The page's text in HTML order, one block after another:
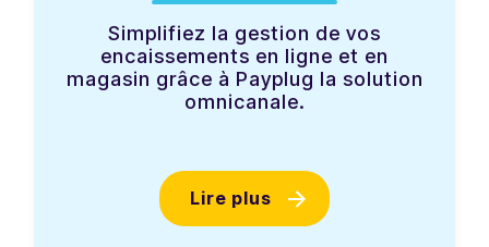
Simplifiez la gestion de vos
encaissements en ligne et en
magasin grâce à Payplug la solution
omnicanale.
Lire plus